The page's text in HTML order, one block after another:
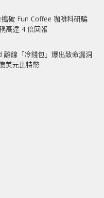
破 Fun Coffee 咖啡科研騙
達 4 倍回報
離線「冷錢包」爆出致命漏洞
美元比特幣